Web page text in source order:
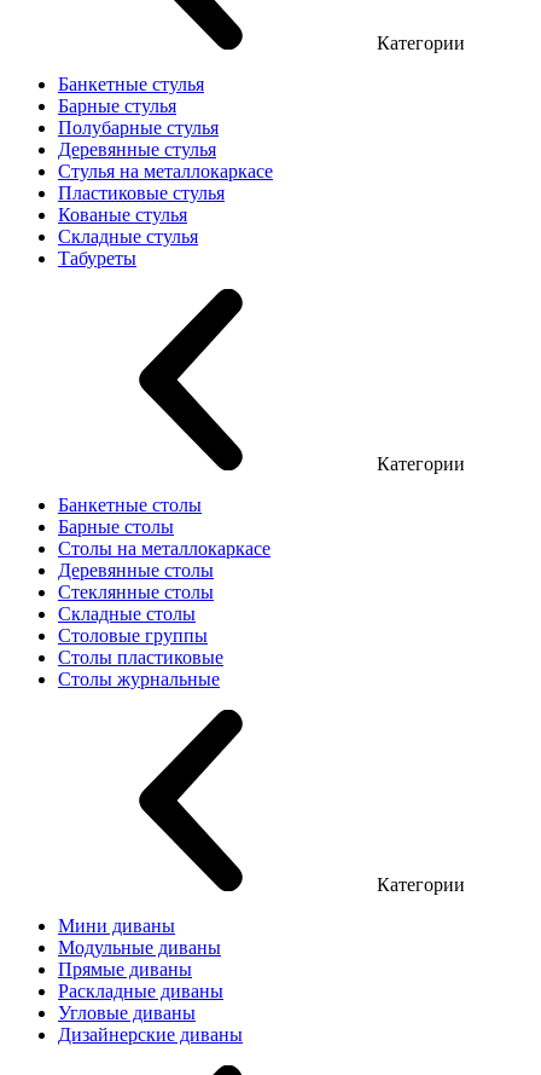
Категории
Банкетные стулья
Барные стулья
Полубарные стулья
Деревянные стулья
Стулья на металлокаркасе
Пластиковые стулья
Кованые стулья
Складные стулья
Табуреты
Категории
Банкетные столы
Барные столы
Столы на металлокаркасе
Деревянные столы
Стеклянные столы
Складные столы
Столовые группы
Столы пластиковые
Столы журнальные
Категории
Мини диваны
Модульные диваны
Прямые диваны
Раскладные диваны
Угловые диваны
Дизайнерские диваны